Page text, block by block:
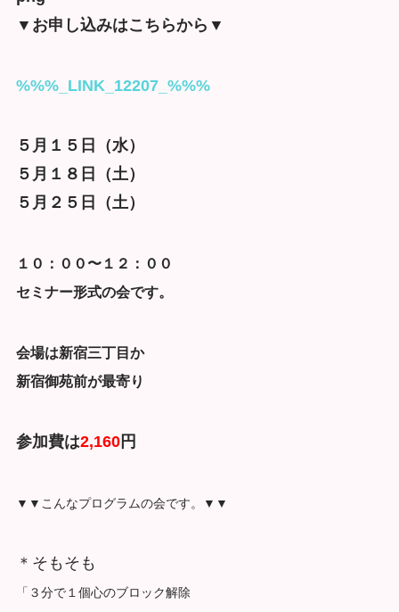
▼お申し込みはこちらから▼
%%%_LINK_12207_%%%
５月１５日（水）
５月１８日（土）
５月２５日（土）
１０：００〜１２：００
セミナー形式の会です。
会場は新宿三丁目か
新宿御苑前が最寄り
参加費は2,160円
▼▼こんなプログラムの会です。▼▼
＊そもそも
「３分で１個心のブロック解除